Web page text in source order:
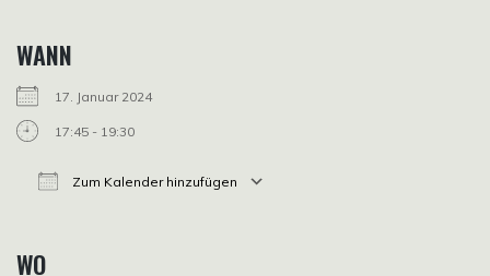
WANN
17. Januar 2024
17:45 - 19:30
Zum Kalender hinzufügen
WO